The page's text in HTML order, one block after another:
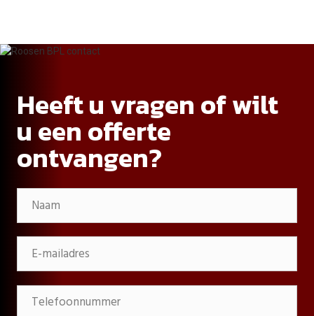
Heeft u vragen of wilt
u een offerte
ontvangen?